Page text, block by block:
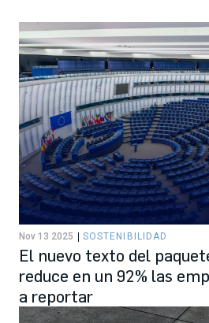
Nov 13 2025 SOSTENIBILIDAD
El nuevo texto del
reduce en un 92% las
a reportar